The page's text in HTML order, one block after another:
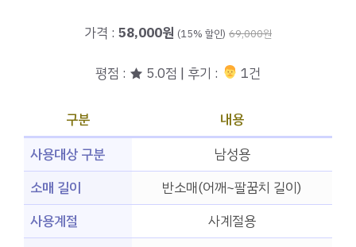
가격 : 58,000원 (15% 할인) 69,000원
평점 : ★ 5.0점 | 후기 : ‍‍ 1건
구분
내용
사용대상 구분
남성용
소매 길이
반소매(어깨~팔꿈치 길이)
사용계절
사계절용